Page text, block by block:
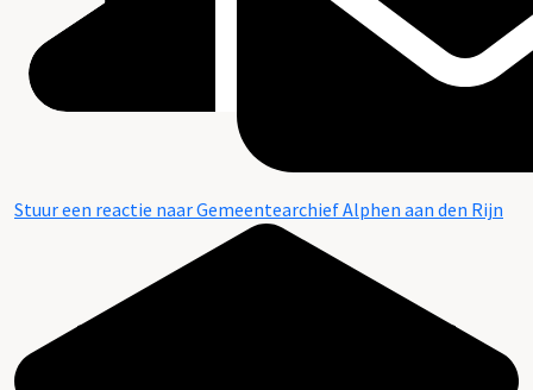
Stuur een reactie naar Gemeentearchief Alphen aan den Rijn